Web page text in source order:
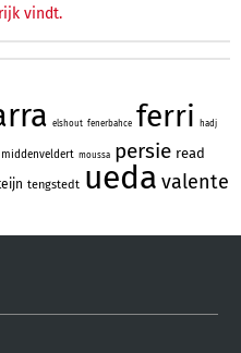
vindt.
elshout fenerbahce ferri hadj
middenveldert moussa persie read
tengstedt ueda valente